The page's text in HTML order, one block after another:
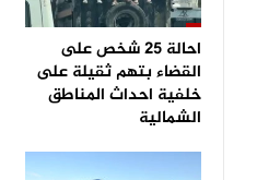
احالة 25 شخص على
القضاء بتهم ثقيلة على
خلفية احداث المناطق
الشمالية